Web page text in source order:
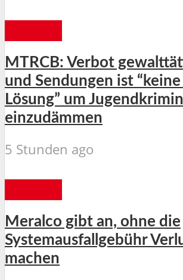
MTRCB: Verbot
und Sendungen ist
Lösung” um
einzudämmen
5 Stunden ago
Meralco gibt an, ohne die
Systemausfallgebühr
machen